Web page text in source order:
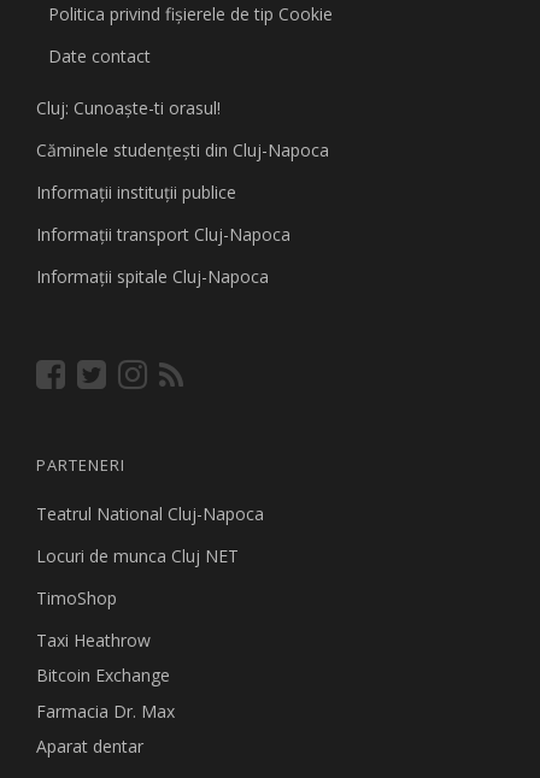
Politica privind fişierele de tip Cookie
Date contact
Cluj: Cunoaşte-ti orasul!
Căminele studenţeşti din Cluj-Napoca
Informaţii instituţii publice
Informaţii transport Cluj-Napoca
Informaţii spitale Cluj-Napoca
PARTENERI
Teatrul National Cluj-Napoca
Locuri de munca Cluj NET
TimoShop
Taxi Heathrow
Bitcoin Exchange
Farmacia Dr. Max
Aparat dentar